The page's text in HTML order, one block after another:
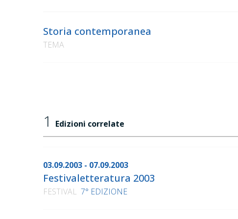
Storia contemporanea
TEMA
1 Edizioni correlate
03.09.2003 - 07.09.2003
Festivaletteratura 2003
FESTIVAL 7° EDIZIONE